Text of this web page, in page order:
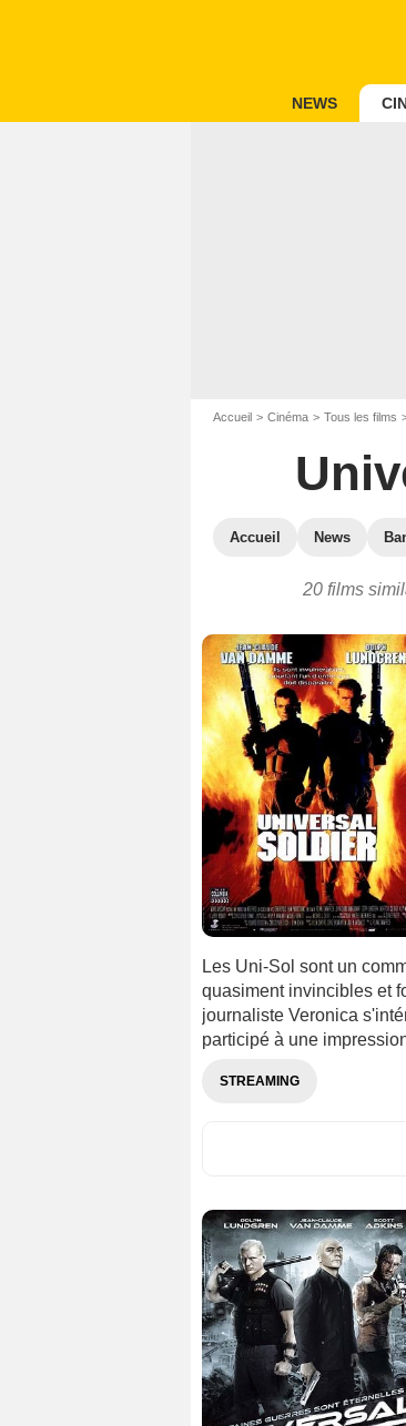
NEWS
Accueil Cinéma Tous les films
Accueil News
20 films
Les Uni-Sol sont un
quasiment invincibles et
journaliste Veronica
participé à une
STREAMING